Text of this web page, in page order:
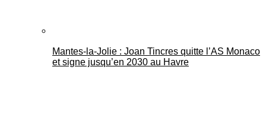
Mantes-la-Jolie : Joan Tincres quitte l’AS Monaco
et signe jusqu’en 2030 au Havre